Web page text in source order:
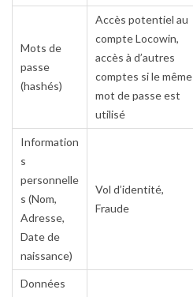
Mots de
passe
(hashés)
Accès potentiel au
compte Locowin,
accès à d’autres
comptes si le même
mot de passe est
utilisé
Information
s
personnelle
s (Nom,
Adresse,
Date de
naissance)
Vol d’identité,
Fraude
Données